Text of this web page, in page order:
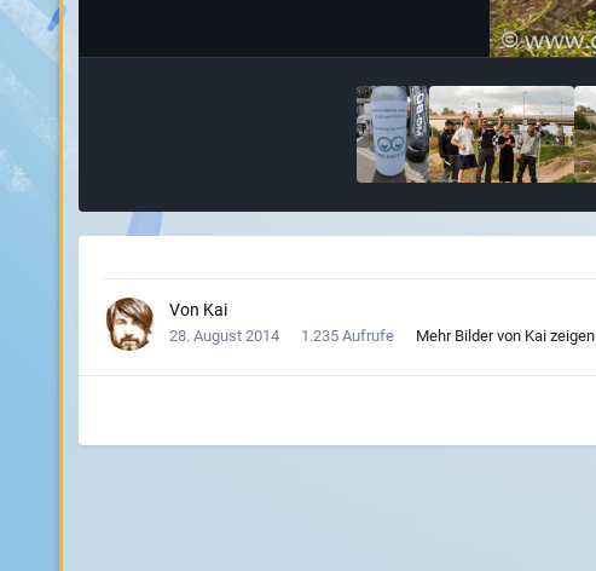
Von Kai
28. August 2014 1.235 Aufrufe Mehr Bilder von Kai zeigen